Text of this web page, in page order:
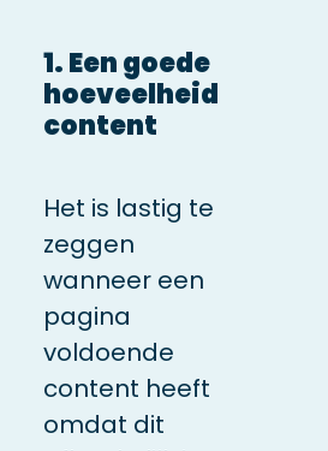
1. Een goede
hoeveelheid
content
Het is lastig te
zeggen
wanneer een
pagina
voldoende
content heeft
omdat dit